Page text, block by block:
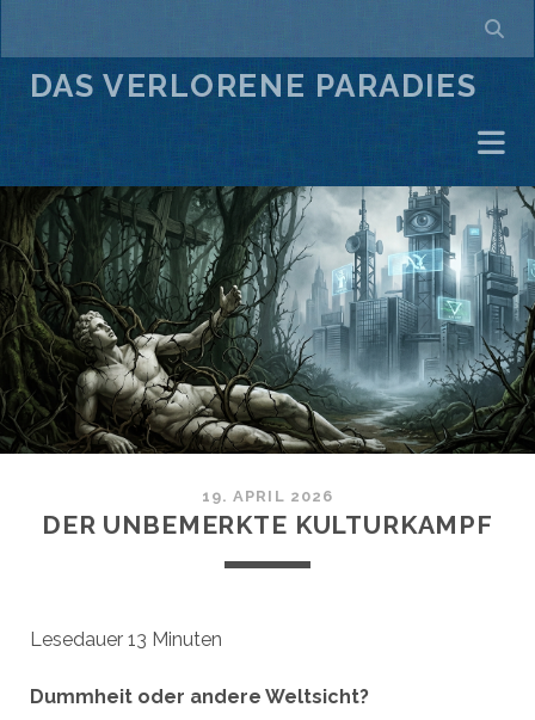
DAS VERLORENE PARADIES
19. APRIL 2026
DER UNBEMERKTE KULTURKAMPF
Lesedauer 13 Minuten
Dummheit oder andere Weltsicht?